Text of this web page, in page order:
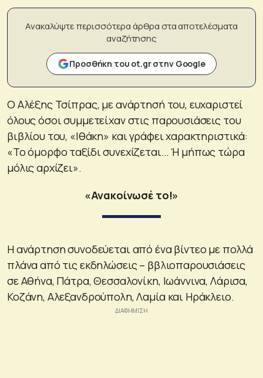
Ανακαλύψτε περισσότερα άρθρα στα αποτελέσματα
αναζήτησης
Προσθήκη του ot.gr στην Google
Ο Αλέξης Τσίπρας, με ανάρτησή του, ευχαριστεί
όλους όσοι συμμετείχαν στις παρουσιάσεις του
βιβλίου του, «Ιθάκη» και γράφει χαρακτηριστικά:
«Το όμορφο ταξίδι συνεχίζεται… Ή μήπως τώρα
μόλις αρχίζει».
«Ανακοίνωσέ το!»
Η ανάρτηση συνοδεύεται από ένα βίντεο με πολλά
πλάνα από τις εκδηλώσεις – ββλιοπαρουσιάσεις
σε Αθήνα, Πάτρα, Θεσσαλονίκη, Ιωάννινα, Λάρισα,
Κοζάνη, Αλεξανδρούπολη, Λαμία και Ηράκλειο.